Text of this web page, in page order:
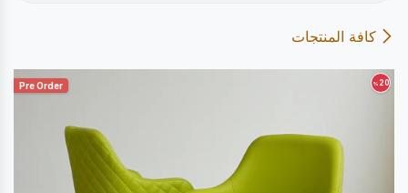
كافة المنتجات
Pre Order 20
%